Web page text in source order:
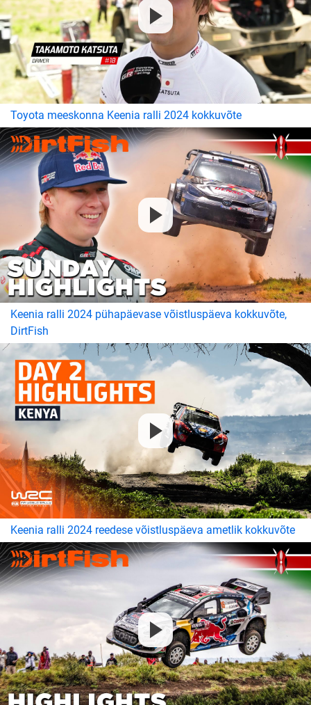
Toyota meeskonna Keenia ralli 2024 kokkuvõte
Keenia ralli 2024 pühapäevase võistluspäeva kokkuvõte,
DirtFish
Keenia ralli 2024 reedese võistluspäeva ametlik kokkuvõte